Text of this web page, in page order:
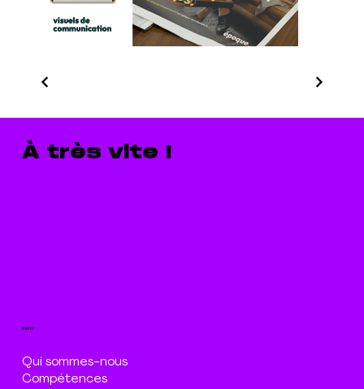
À très vite !
menu
Qui sommes-nous
Compétences